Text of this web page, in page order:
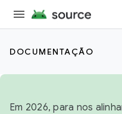
DOCUMENTAÇÃO
Em 2026, para nos